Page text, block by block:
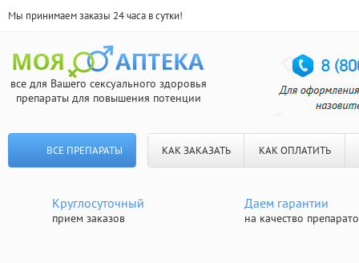
Мы принимаем заказы 24 часа в сутки!
все для Вашего сексуального здоровья
препараты для повышения потенции
ВСЕ ПРЕПАРАТЫ КАК ЗАКАЗАТЬ КАК ОПЛАТИТЬ
Круглосуточный
прием заказов
Даем гарантии
на качество